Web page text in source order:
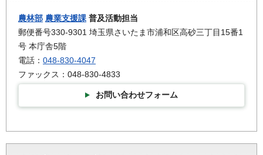
農林部 農業支援課 普及活動担当
郵便番号330-9301 埼玉県さいたま市浦和区高砂三丁目15番1
号 本庁舎5階
電話： 048-830-4047
ファックス：048-830-4833
お問い合わせフォーム